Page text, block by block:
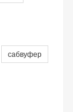
сабвуфер